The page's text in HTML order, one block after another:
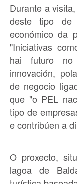
Durante a
deste tipo de
económico da
"Iniciativas
hai futuro
innovación,
de negocio
que "o PEL
tipo de
e contribúen a
O proxecto,
lagoa de